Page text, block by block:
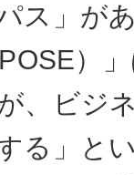
パス」が
）
、ビジ
る」と